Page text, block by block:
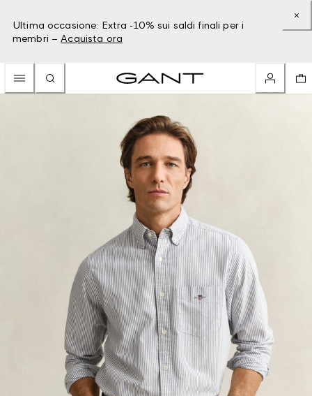
Ultima occasione: Extra -10% sui saldi finali per i
membri – Acquista ora